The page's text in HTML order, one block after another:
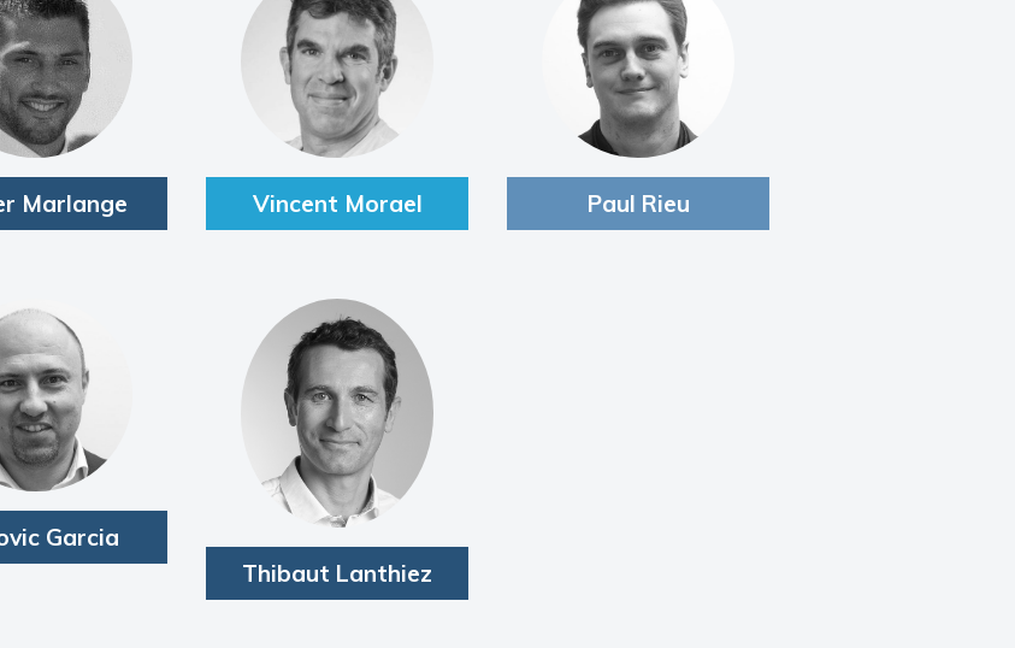
Marlange Vincent Morael Paul Rieu
Garcia
Thibaut Lanthiez